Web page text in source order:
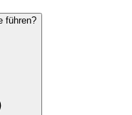
führen?